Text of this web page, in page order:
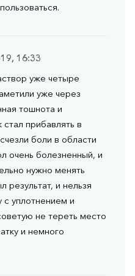
16:33
уже четыре
уже через
тошнота и
прибавлять в
боли в области
очень болезненный, и
нужно менять
результат, и нельзя
с уплотнением и
не тереть место
и немного